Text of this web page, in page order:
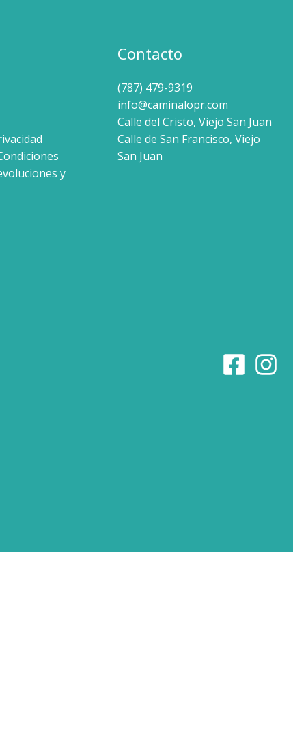
y
Contacto
(787) 479-9319
info@caminalopr.com
Calle del Cristo, Viejo San Juan
Calle de San Francisco, Viejo
San Juan